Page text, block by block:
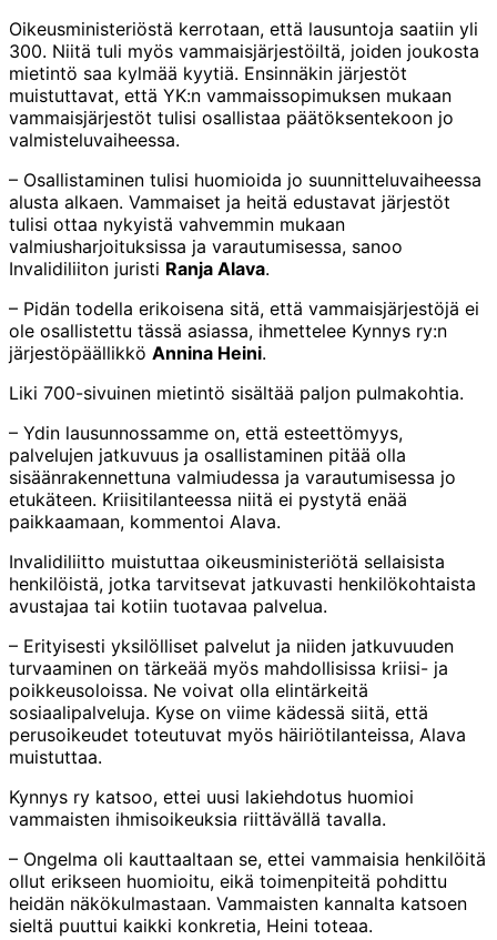
Oikeusministeriöstä kerrotaan, että lausuntoja saatiin yli
300. Niitä tuli myös vammaisjärjestöiltä, joiden joukosta
mietintö saa kylmää kyytiä. Ensinnäkin järjestöt
muistuttavat, että YK:n vammaissopimuksen mukaan
vammaisjärjestöt tulisi osallistaa päätöksentekoon jo
valmisteluvaiheessa.
– Osallistaminen tulisi huomioida jo suunnitteluvaiheessa
alusta alkaen. Vammaiset ja heitä edustavat järjestöt
tulisi ottaa nykyistä vahvemmin mukaan
valmiusharjoituksissa ja varautumisessa, sanoo
Invalidiliiton juristi Ranja Alava.
– Pidän todella erikoisena sitä, että vammaisjärjestöjä ei
ole osallistettu tässä asiassa, ihmettelee Kynnys ry:n
järjestöpäällikkö Annina Heini.
Liki 700-sivuinen mietintö sisältää paljon pulmakohtia.
– Ydin lausunnossamme on, että esteettömyys,
palvelujen jatkuvuus ja osallistaminen pitää olla
sisäänrakennettuna valmiudessa ja varautumisessa jo
etukäteen. Kriisitilanteessa niitä ei pystytä enää
paikkaamaan, kommentoi Alava.
Invalidiliitto muistuttaa oikeusministeriötä sellaisista
henkilöistä, jotka tarvitsevat jatkuvasti henkilökohtaista
avustajaa tai kotiin tuotavaa palvelua.
– Erityisesti yksilölliset palvelut ja niiden jatkuvuuden
turvaaminen on tärkeää myös mahdollisissa kriisi- ja
poikkeusoloissa. Ne voivat olla elintärkeitä
sosiaalipalveluja. Kyse on viime kädessä siitä, että
perusoikeudet toteutuvat myös häiriötilanteissa, Alava
muistuttaa.
Kynnys ry katsoo, ettei uusi lakiehdotus huomioi
vammaisten ihmisoikeuksia riittävällä tavalla.
– Ongelma oli kauttaaltaan se, ettei vammaisia henkilöitä
ollut erikseen huomioitu, eikä toimenpiteitä pohdittu
heidän näkökulmastaan. Vammaisten kannalta katsoen
sieltä puuttui kaikki konkretia, Heini toteaa.